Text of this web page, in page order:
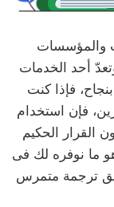
والمؤسسات
أحد الخدمات
فإذا كنت
فإن استخدام
القرار الحكيم
ما نوفره لك فى
عامًا، وعبر فريق ترجمة متمرس